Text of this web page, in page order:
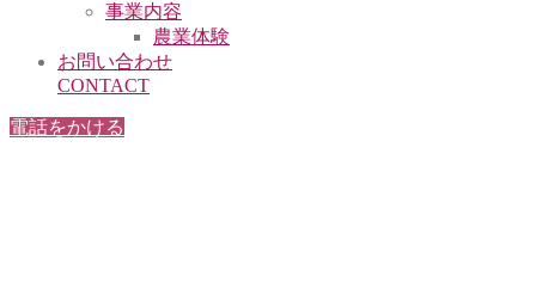
事業内容
農業体験
お問い合わせ
CONTACT
電話をかける